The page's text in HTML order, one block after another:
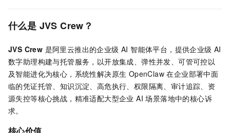
什么是 JVS Crew？
JVS Crew 是阿里云推出的企业级 AI 智能体平台，提供企业级 AI
数字助理构建与托管服务，以开放集成、弹性并发、可管可控以
及智能进化为核心，系统性解决原生 OpenClaw 在企业部署中面
临的凭证托管、知识沉淀、高危执行、权限隔离、审计追踪、资
源失控等核心挑战，精准适配大型企业 AI 场景落地中的核心诉
求。